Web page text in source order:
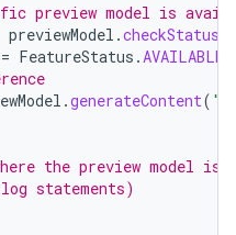
preview model is
previewModel .checkStatus
FeatureStatus . AVAILABLE
.generateContent( "If
the preview model is
statements)